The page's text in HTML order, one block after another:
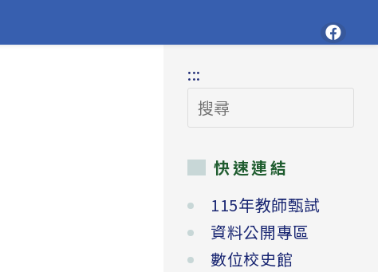
:::
搜
尋
快速連結
115年教師甄試
資料公開專區
數位校史館